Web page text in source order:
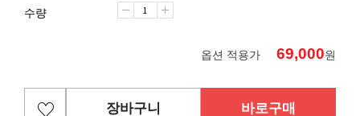
수량
옵션 적용가 69,000원
장바구니 바로구매